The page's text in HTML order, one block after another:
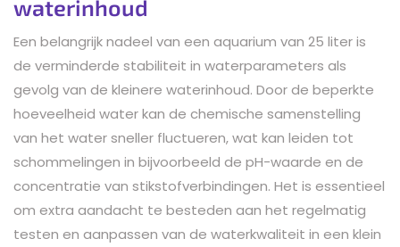
waterinhoud
Een belangrijk nadeel van een aquarium van 25 liter is
de verminderde stabiliteit in waterparameters als
gevolg van de kleinere waterinhoud. Door de beperkte
hoeveelheid water kan de chemische samenstelling
van het water sneller fluctueren, wat kan leiden tot
schommelingen in bijvoorbeeld de pH-waarde en de
concentratie van stikstofverbindingen. Het is essentieel
om extra aandacht te besteden aan het regelmatig
testen en aanpassen van de waterkwaliteit in een klein